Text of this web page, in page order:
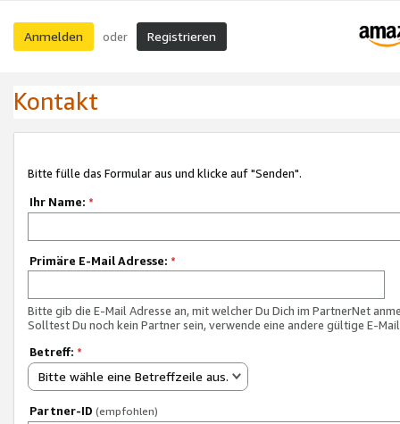
Anmelden oder Registrieren
Kontakt
Bitte fülle das Formular aus und klicke auf "Senden".
Ihr Name: *
Primäre E-Mail Adresse: *
Bitte gib die E-Mail Adresse an, mit welcher Du Dich im PartnerNet
Solltest Du noch kein Partner sein, verwende eine andere gültige E-
Betreff: *
Bitte wähle eine Betreffzeile aus.
Partner-ID (empfohlen)